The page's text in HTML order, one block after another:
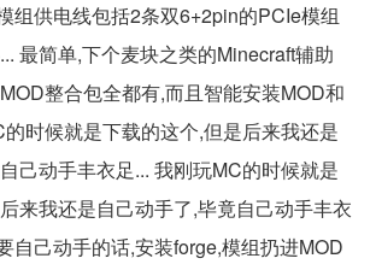
组供电线包括2条双6+2pin的PCIe模组
最简单,下个麦块之类的Minecraft辅助
整合包全都有,而且智能安装MOD和
时候就是下载的这个,但是后来我还是
己动手丰衣足... 我刚玩MC的时候就是
来我还是自己动手了,毕竟自己动手丰衣
自己动手的话,安装forge,模组扔进MOD